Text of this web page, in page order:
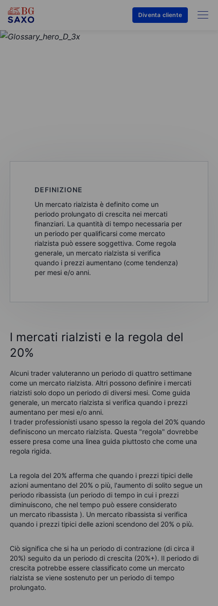
Diventa cliente
DEFINIZIONE
Un mercato rialzista è definito come un
periodo prolungato di crescita nei mercati
finanziari. La quantità di tempo necessaria per
un periodo per qualificarsi come mercato
rialzista può essere soggettiva. Come regola
generale, un mercato rialzista si verifica
quando i prezzi aumentano (come tendenza)
per mesi e/o anni.
I mercati rialzisti e la regola del
20%
Alcuni trader valuteranno un periodo di quattro settimane
come un mercato rialzista. Altri possono definire i mercati
rialzisti solo dopo un periodo di diversi mesi. Come guida
generale, un mercato rialzista si verifica quando i prezzi
aumentano per mesi e/o anni.
I trader professionisti usano spesso la regola del 20% quando
definiscono un mercato rialzista. Questa "regola" dovrebbe
essere presa come una linea guida piuttosto che come una
regola rigida.
La regola del 20% afferma che quando i prezzi tipici delle
azioni aumentano del 20% o più, l'aumento di solito segue un
periodo ribassista (un periodo di tempo in cui i prezzi
diminuiscono, che nel tempo può essere considerato
un mercato ribassista ). Un mercato ribassista si verifica
quando i prezzi tipici delle azioni scendono del 20% o più.
Ciò significa che si ha un periodo di contrazione (di circa il
20%) seguito da un periodo di crescita (20%+). Il periodo di
crescita potrebbe essere classificato come un mercato
rialzista se viene sostenuto per un periodo di tempo
prolungato.